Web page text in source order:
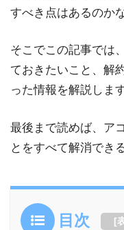
すべき点はあるのか
そこでこの記事では
ておきたいこと、解
った情報を解説します
最後まで読めば、ア
とをすべて解消でき
目次 [